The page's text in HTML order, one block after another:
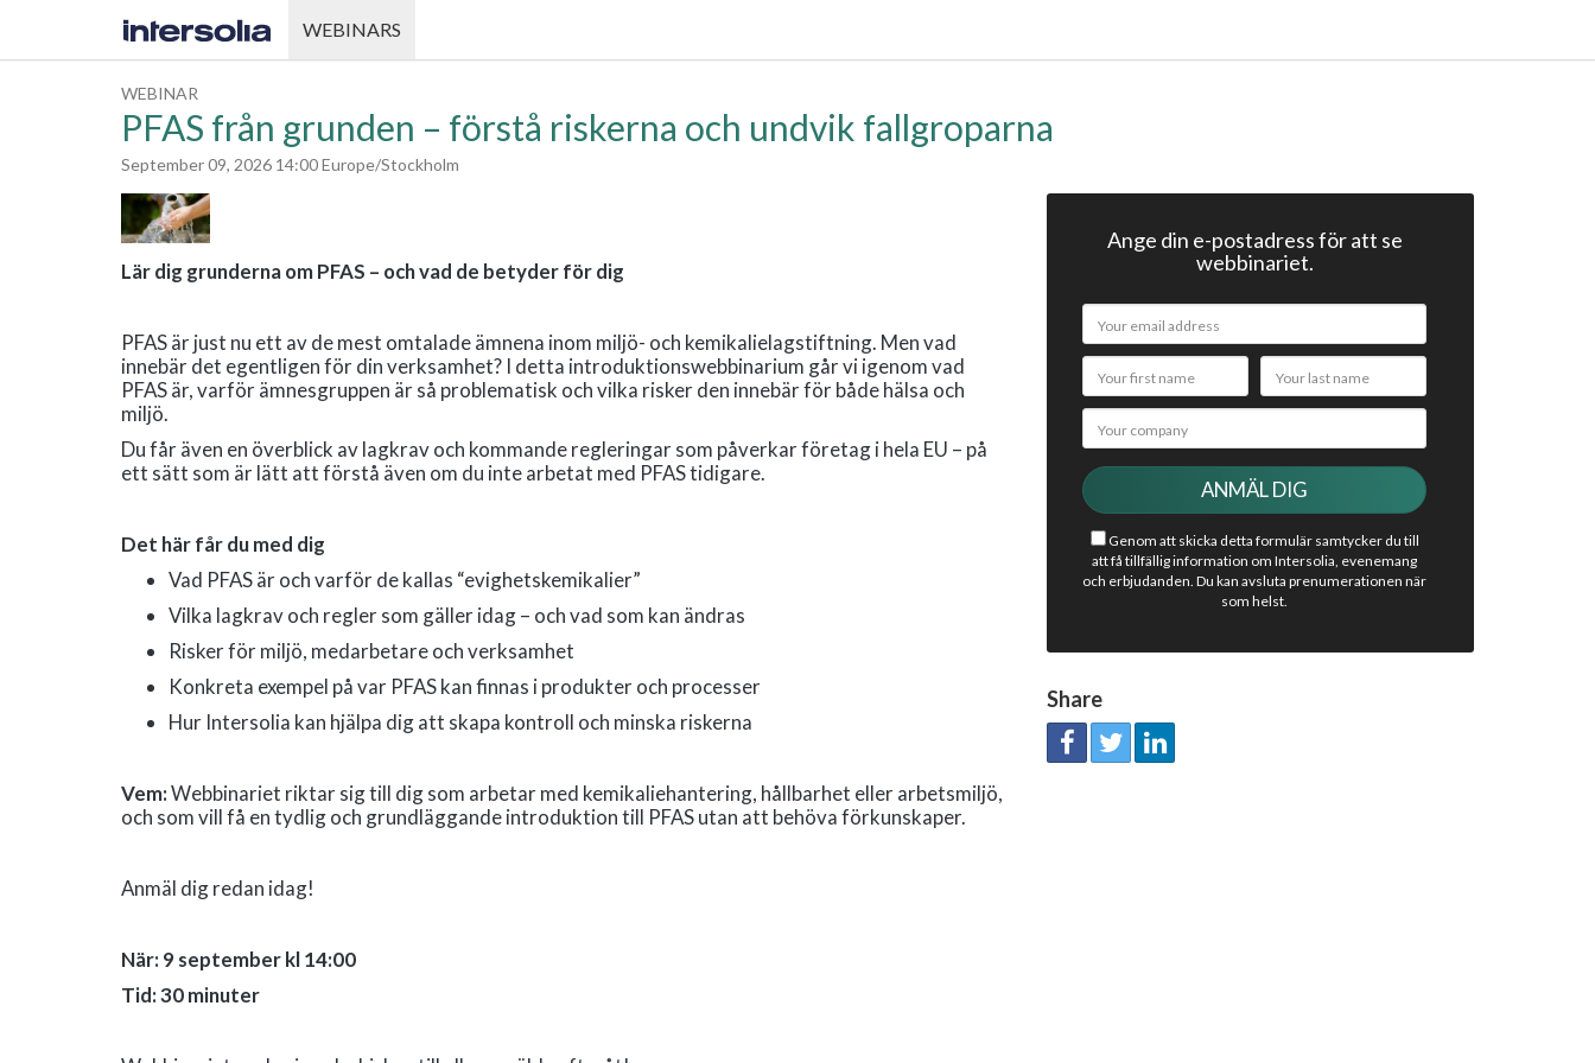
WEBINARS
WEBINAR
PFAS från grunden – förstå riskerna och undvik fallgroparna
September 09, 2026 14:00 Europe/Stockholm
Lär dig grunderna om PFAS – och vad de betyder för dig
PFAS är just nu ett av de mest omtalade ämnena inom miljö- och kemikalielagstiftning. Men vad
innebär det egentligen för din verksamhet? I detta introduktionswebbinarium går vi igenom vad
PFAS är, varför ämnesgruppen är så problematisk och vilka risker den innebär för både hälsa och
miljö.
Du får även en överblick av lagkrav och kommande regleringar som påverkar företag i hela EU – på
ett sätt som är lätt att förstå även om du inte arbetat med PFAS tidigare.
Det här får du med dig
Vad PFAS är och varför de kallas “evighetskemikalier”
Vilka lagkrav och regler som gäller idag – och vad som kan ändras
Risker för miljö, medarbetare och verksamhet
Konkreta exempel på var PFAS kan finnas i produkter och processer
Hur Intersolia kan hjälpa dig att skapa kontroll och minska riskerna
Vem:Webbinariet riktar sig till dig som arbetar med kemikaliehantering, hållbarhet eller arbetsmiljö,
och som vill få en tydlig och grundläggande introduktion till PFAS utan att behöva förkunskaper.
Anmäl dig redan idag!
När: 9 september kl 14:00
Tid: 30 minuter
Ange din e-postadress för att se
webbinariet.
Genom att skicka detta formulär samtycker du till
att få tillfällig information om Intersolia, evenemang
och erbjudanden. Du kan avsluta prenumerationen när
som helst.
Share